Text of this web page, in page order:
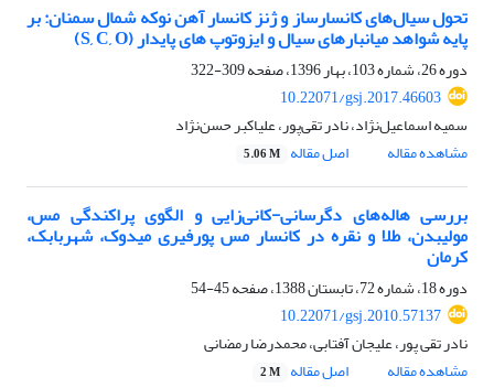
تحول سیال‌های کانسارساز و ژنز کانسار آهن نوکه شمال سمنان: بر
پایه شواهد میانبارهای سیال و ایزوتوپ های پایدار (S, C, O)
دوره 26، شماره 103، بهار 1396، صفحه
309-322
10.22071/gsj.2017.46603
سمیه اسماعیل‌نژاد، نادر تقی‌پور، علی‎اکبر حسن‌نژاد
مشاهده مقاله
اصل مقاله 5.06 M
بررسی هاله‌های دگرسانی-کانی‌زایی و الگوی پراکندگی مس،
مولیبدن، طلا و نقره در کانسار مس پورفیری میدوک، شهربابک،
کرمان
دوره 18، شماره 72، تابستان 1388، صفحه
45-54
10.22071/gsj.2010.57137
نادر تقی پور، علیجان آفتابی، محمدرضا رمضانی
مشاهده مقاله
اصل مقاله 2 M